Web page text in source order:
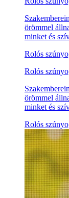
örömmel
minket és
Rolós
Rolós
örömmel
minket és
Rolós